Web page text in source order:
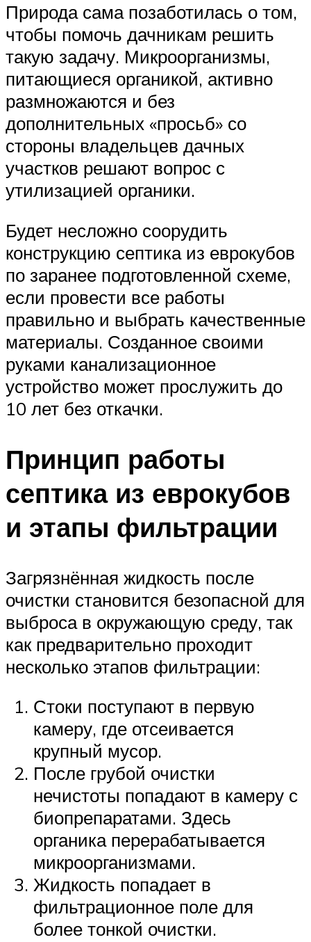
Природа сама позаботилась о том,
чтобы помочь дачникам решить
такую задачу. Микроорганизмы,
питающиеся органикой, активно
размножаются и без
дополнительных «просьб» со
стороны владельцев дачных
участков решают вопрос с
утилизацией органики.
Будет несложно соорудить
конструкцию септика из еврокубов
по заранее подготовленной схеме,
если провести все работы
правильно и выбрать качественные
материалы. Созданное своими
руками канализационное
устройство может прослужить до
10 лет без откачки.
Принцип работы
септика из еврокубов
и этапы фильтрации
Загрязнённая жидкость после
очистки становится безопасной для
выброса в окружающую среду, так
как предварительно проходит
несколько этапов фильтрации:
Стоки поступают в первую
камеру, где отсеивается
крупный мусор.
После грубой очистки
нечистоты попадают в камеру с
биопрепаратами. Здесь
органика перерабатывается
микроорганизмами.
Жидкость попадает в
фильтрационное поле для
более тонкой очистки.